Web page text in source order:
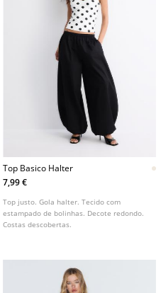
Top Basico Halter
7,99 €
Top justo. Gola halter. Tecido com
estampado de bolinhas. Decote redondo.
Costas descobertas.